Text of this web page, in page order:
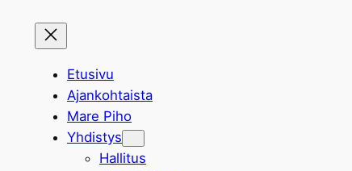
Etusivu
Ajankohtaista
Mare Piho
Yhdistys
Hallitus